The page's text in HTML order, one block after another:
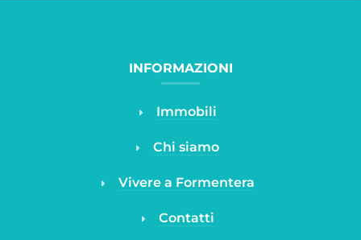
INFORMAZIONI
Immobili
Chi siamo
Vivere a Formentera
Contatti